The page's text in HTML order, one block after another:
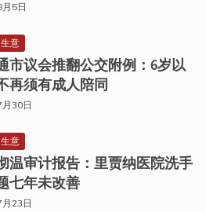
5日
意
市议会推翻公交附例：6岁以
再须有成人陪同
30日
意
温审计报告：里贾纳医院洗手
七年未改善
23日